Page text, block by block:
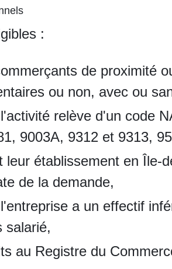
:
de proximité
ou non, avec ou
relève d'un code
9003A, 9312 et 9313,
leur établissement en Île-
de la demande,
a un effectif
salarié,
au Registre du